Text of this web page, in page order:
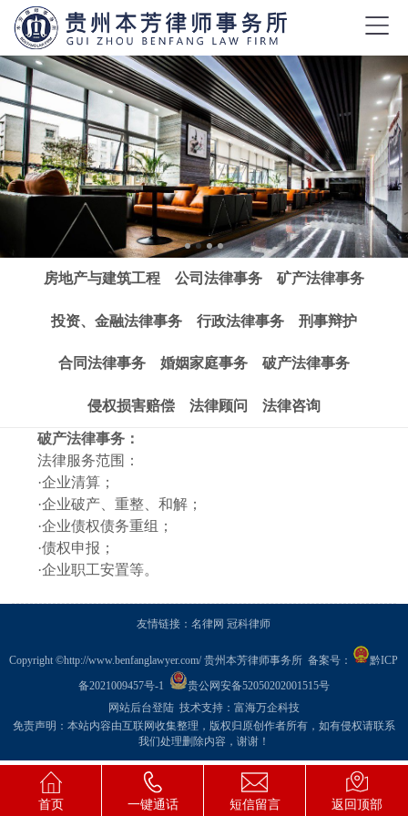
房地产与建筑工程 公司法律事务 矿产法律事务
投资、金融法律事务 行政法律事务 刑事辩护
合同法律事务 婚姻家庭事务 破产法律事务
侵权损害赔偿 法律顾问 法律咨询
破产法律事务：
法律服务范围：
·企业清算；
·企业破产、重整、和解；
·企业债权债务重组；
·债权申报；
·企业职工安置等。
友情链接：名律网 冠科律师
Copyright ©http://www.benfanglawyer.com/贵州本芳律师事务所 备案号：
黔ICP
备2021009457号-1
贵公网安备52050202001515号
网站后台登陆 技术支持： 富海万企科技
免责声明：本站内容由互联网收集整理，版权归原创作者所有，如有侵权请联系
我们处理删除内容，谢谢！
首页 一键通话 短信留言 返回顶部